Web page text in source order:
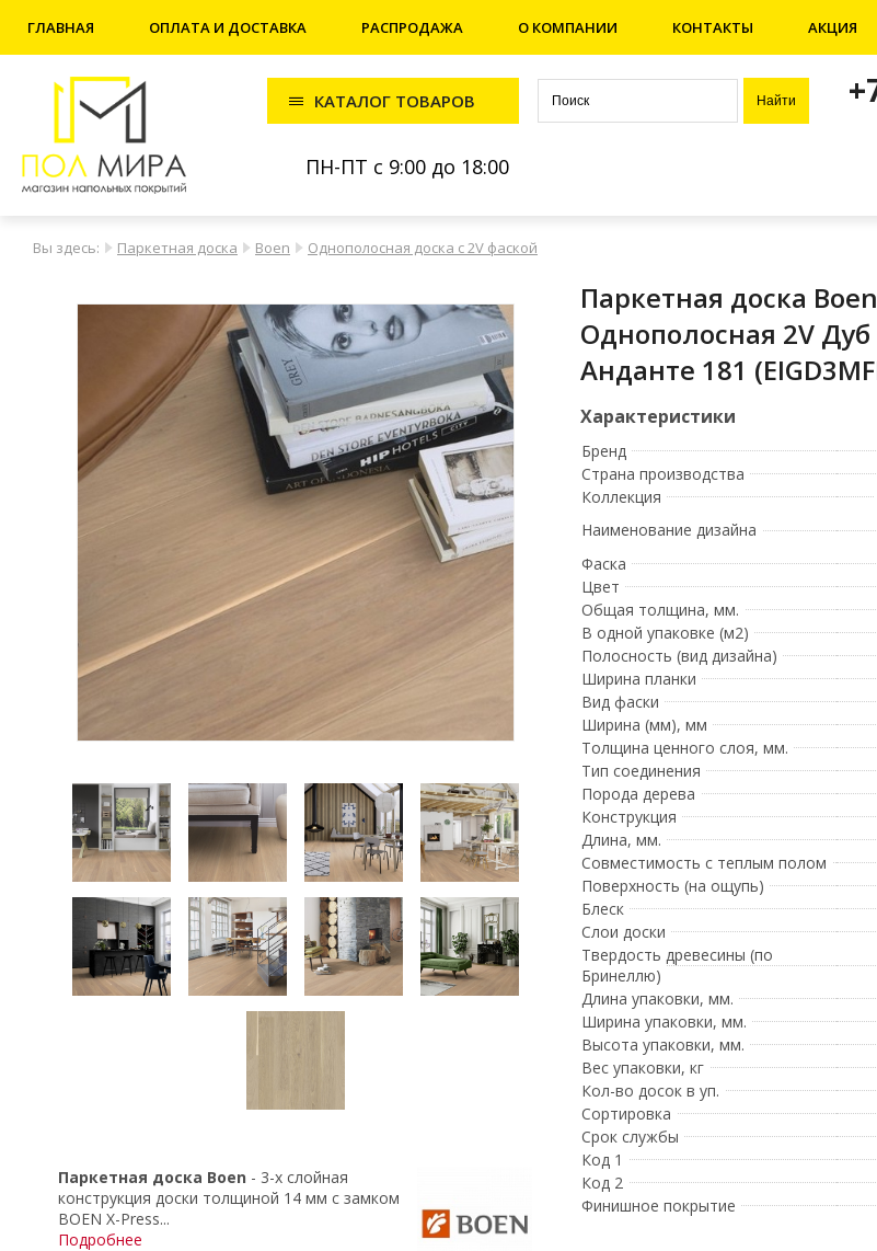
ГЛАВНАЯ ОПЛАТА И ДОСТАВКА РАСПРОДАЖА О КОМПАНИИ КОНТАКТЫ АКЦИЯ
КАТАЛОГ ТОВАРОВ
ПН-ПТ с 9:00 до 18:00
Вы здесь: Паркетная доска Boen Однополосная доска c 2V фаской
Паркетная доска Boen - 3-х слойная
конструкция доски толщиной 14 мм с замком
BOEN X-Press...
Подробнее
Паркетная доска Boen
Однополосная 2V
Анданте 181
Бренд
Страна производства
Коллекция
Наименование дизайна
Фаска
Цвет
Общая толщина, мм.
В одной упаковке (м2)
Полосность (вид дизайна)
Ширина планки
Вид фаски
Ширина (мм), мм
Толщина ценного слоя, мм.
Тип соединения
Порода дерева
Конструкция
Длина, мм.
Совместимость с теплым полом
Поверхность (на ощупь)
Блеск
Слои доски
Твердость древесины (по
Бринеллю)
Длина упаковки, мм.
Ширина упаковки, мм.
Высота упаковки, мм.
Вес упаковки, кг
Кол-во досок в уп.
Сортировка
Срок службы
Код 1
Код 2
Финишное покрытие